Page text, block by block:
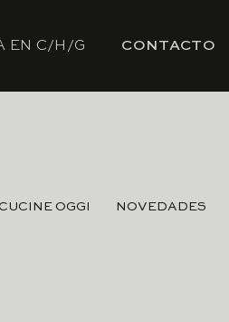
EN C/H/G CONTACTO
OGGI NOVEDADES